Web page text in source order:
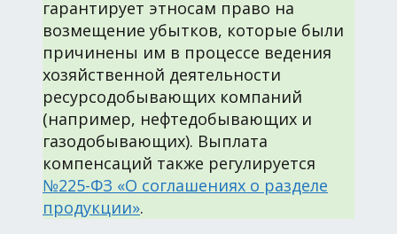
гарантирует этносам право на
возмещение убытков, которые были
причинены им в процессе ведения
хозяйственной деятельности
ресурсодобывающих компаний
(например, нефтедобывающих и
газодобывающих). Выплата
компенсаций также регулируется
№225-ФЗ «О соглашениях о разделе
продукции».